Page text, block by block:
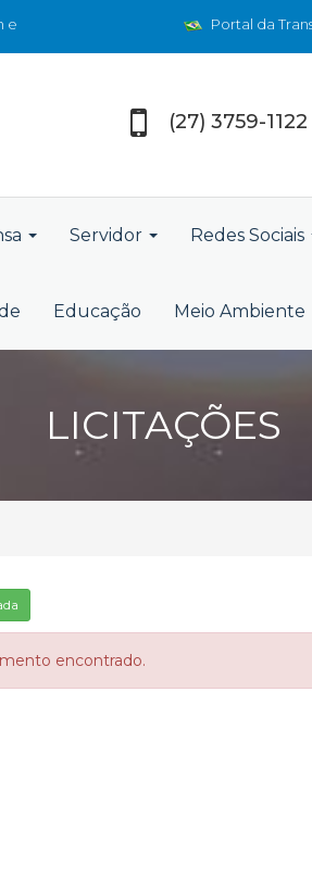
e
Portal da
(27) 3759-1122
Servidor Redes Sociais
Educação Meio Ambiente
LICITAÇÕES
encontrado.